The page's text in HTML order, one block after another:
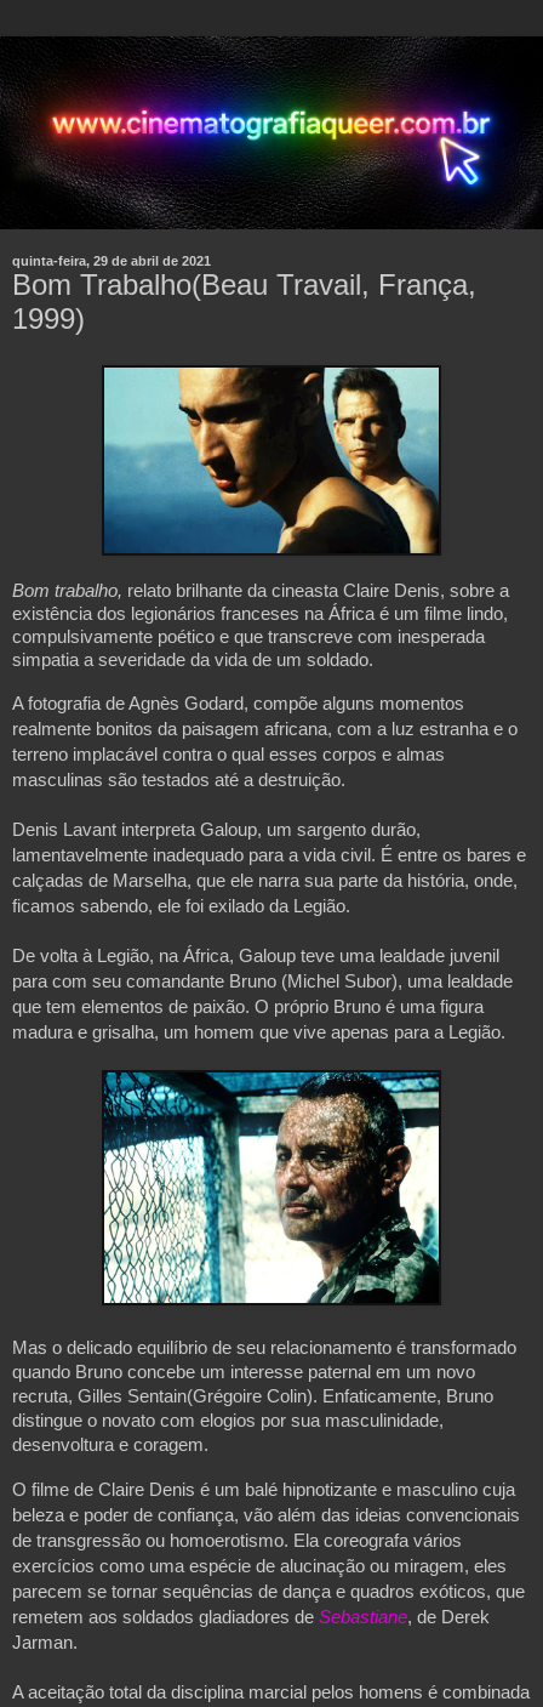
quinta-feira, 29 de abril de 2021
Bom Trabalho(Beau Travail, França,
1999)
Bom trabalho, relato brilhante da cineasta Claire Denis, sobre a
existência dos legionários franceses na África é um filme lindo,
compulsivamente poético e que transcreve com inesperada
simpatia a severidade da vida de um soldado.
A fotografia de Agnès Godard, compõe alguns momentos
realmente bonitos da paisagem africana, com a luz estranha e o
terreno implacável contra o qual esses corpos e almas
masculinas são testados até a destruição.
Denis Lavant interpreta Galoup, um sargento durão,
lamentavelmente inadequado para a vida civil. É entre os bares e
calçadas de Marselha, que ele narra sua parte da história, onde,
ficamos sabendo, ele foi exilado da Legião.
De volta à Legião, na África, Galoup teve uma lealdade juvenil
para com seu comandante Bruno (Michel Subor), uma lealdade
que tem elementos de paixão. O próprio Bruno é uma figura
madura e grisalha, um homem que vive apenas para a Legião.
Mas o delicado equilíbrio de seu relacionamento é transformado
quando Bruno concebe um interesse paternal em um novo
recruta, Gilles Sentain(Grégoire Colin). Enfaticamente, Bruno
distingue o novato com elogios por sua masculinidade,
desenvoltura e coragem.
O filme de Claire Denis é um balé hipnotizante e masculino cuja
beleza e poder de confiança, vão além das ideias convencionais
de transgressão ou homoerotismo. Ela coreografa vários
exercícios como uma espécie de alucinação ou miragem, eles
parecem se tornar sequências de dança e quadros exóticos, que
remetem aos soldados gladiadores de Sebastiane, de Derek
Jarman.
A aceitação total da disciplina marcial pelos homens é combinada